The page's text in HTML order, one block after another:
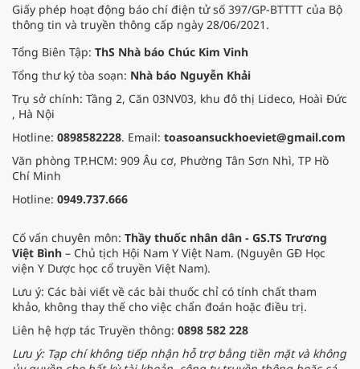
Giấy phép hoạt động báo chí điện tử số 397/GP-BTTTT của Bộ
thông tin và truyền thông cấp ngày 28/06/2021.
Tổng Biên Tập: ThS Nhà báo Chúc Kim Vinh
Tổng thư ký tòa soạn: Nhà báo Nguyễn Khải
Trụ sở chính: Tầng 2, Căn 03NV03, khu đô thị Lideco, Hoài Đức
, Hà Nội
Hotline: 0898582228. Email: toasoansuckhoeviet@gmail.com
Văn phòng TP.HCM: 909 Âu cơ, Phường Tân Sơn Nhì, TP Hồ
Chí Minh
Hotline: 0949.737.666
Cố vấn chuyên môn: Thầy thuốc nhân dân - GS.TS Trương
Việt Bình – Chủ tịch Hội Nam Y Việt Nam. (Nguyên GĐ Học
viện Y Dược học cổ truyền Việt Nam).
Lưu ý: Các bài viết về các bài thuốc chỉ có tính chất tham
khảo, không thay thế cho việc chẩn đoán hoặc điều trị.
Liên hệ hợp tác Truyền thông: 0898 582 228
Lưu ý: Tạp chí không tiếp nhận hỗ trợ bằng tiền mặt và không